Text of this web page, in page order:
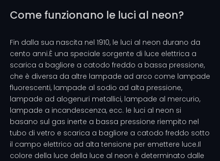
Come funzionano le luci al neon?
Fin dalla sua nascita nel 1910, le luci al neon durano da
cento anni.È una speciale sorgente di luce elettrica a
scarica a bagliore a catodo freddo a bassa pressione,
che è diversa da altre lampade ad arco come lampade
fluorescenti, lampade al sodio ad alta pressione,
lampade ad alogenuri metallici, lampade al mercurio,
lampade a incandescenza, ecc. le luci al neon si
basano sul gas inerte a bassa pressione riempito nel
tubo di vetro e scarica a bagliore a catodo freddo sotto
il campo elettrico ad alta tensione per emettere luce.Il
colore della luce della luce al neon è determinato dalle